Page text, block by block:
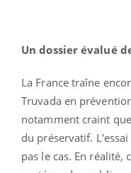
Un dossier évalué
La France traîne
Truvada en
notamment craint
du préservatif.
pas le cas. En réalité,